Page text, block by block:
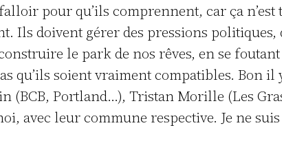
pour qu’ils comprennent, car ça
Ils doivent gérer des pressions politiques,
le park de nos rêves, en se
qu’ils soient vraiment compatibles. Bon il
(BCB, Portland…), Tristan Morille (Les
avec leur commune respective. Je ne